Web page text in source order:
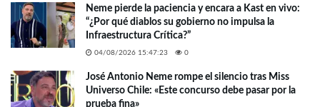
Neme pierde la paciencia y encara a Kast en vivo:
“¿Por qué diablos su gobierno no impulsa la
Infraestructura Crítica?”
04/08/2026 15:47:23 0
José Antonio Neme rompe el silencio tras Miss
Universo Chile: «Este concurso debe pasar por la
prueba fina»